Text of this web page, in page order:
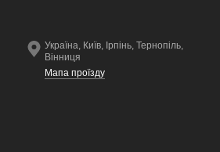
Україна, Київ, Ірпінь, Тернопіль,
Вінниця
Мапа проїзду